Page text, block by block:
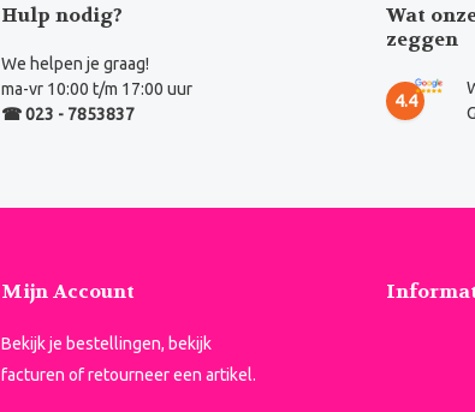
Hulp nodig?
We helpen je graag!
ma-vr 10:00 t/m 17:00 uur
☎ 023 - 7853837
Wat
zeggen
4.4
Mijn Account
Bekijk je bestellingen, bekijk
facturen of retourneer een artikel.